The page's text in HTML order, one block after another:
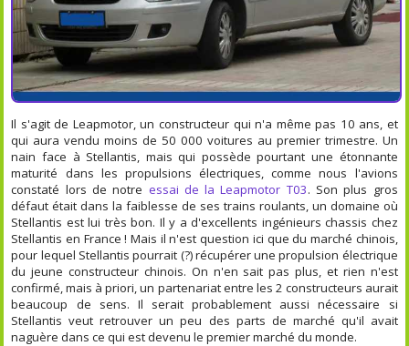
Il s'agit de Leapmotor, un constructeur qui n'a même pas 10 ans, et
qui aura vendu moins de 50 000 voitures au premier trimestre. Un
nain face à Stellantis, mais qui possède pourtant une étonnante
maturité dans les propulsions électriques, comme nous l'avions
constaté lors de notre essai de la Leapmotor T03. Son plus gros
défaut était dans la faiblesse de ses trains roulants, un domaine où
Stellantis est lui très bon. Il y a d'excellents ingénieurs chassis chez
Stellantis en France ! Mais il n'est question ici que du marché chinois,
pour lequel Stellantis pourrait (?) récupérer une propulsion électrique
du jeune constructeur chinois. On n'en sait pas plus, et rien n'est
confirmé, mais à priori, un partenariat entre les 2 constructeurs aurait
beaucoup de sens. Il serait probablement aussi nécessaire si
Stellantis veut retrouver un peu des parts de marché qu'il avait
naguère dans ce qui est devenu le premier marché du monde.